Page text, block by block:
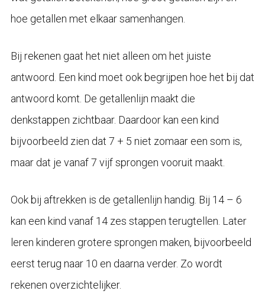
hoe getallen met elkaar samenhangen.
Bij rekenen gaat het niet alleen om het juiste
antwoord. Een kind moet ook begrijpen hoe het bij dat
antwoord komt. De getallenlijn maakt die
denkstappen zichtbaar. Daardoor kan een kind
bijvoorbeeld zien dat 7 + 5 niet zomaar een som is,
maar dat je vanaf 7 vijf sprongen vooruit maakt.
Ook bij aftrekken is de getallenlijn handig. Bij 14 – 6
kan een kind vanaf 14 zes stappen terugtellen. Later
leren kinderen grotere sprongen maken, bijvoorbeeld
eerst terug naar 10 en daarna verder. Zo wordt
rekenen overzichtelijker.